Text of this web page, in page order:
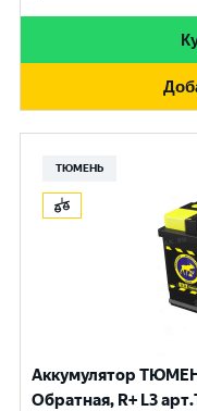
ТЮМЕНЬ
Аккумулятор
Обратная, R+ L3